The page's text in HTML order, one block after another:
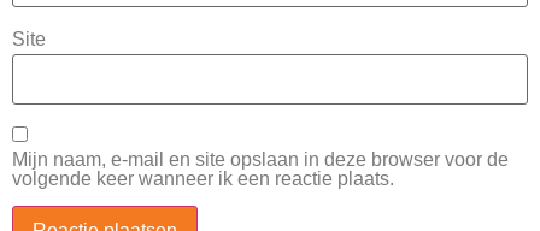
Site
Mijn naam, e-mail en site opslaan in deze browser voor de
volgende keer wanneer ik een reactie plaats.